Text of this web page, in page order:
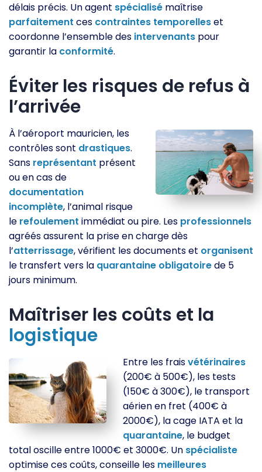
délais précis. Un agent spécialisé maîtrise
parfaitement ces contraintes temporelleset
coordonne l’ensemble des intervenants pour
garantir la conformité.
Éviter les risques de refus à
l’arrivée
À l’aéroport mauricien, les
contrôles sont drastiques.
Sans représentant présent
ou en cas de
documentation
incomplète, l’animal risque
le refoulement immédiat ou pire. Les professionnels
agréés assurent la prise en charge dès
l’atterrissage, vérifient les documents et organisent
le transfert vers la quarantaine obligatoirede 5
jours minimum.
Maîtriser les coûts et la
logistique
Entre les fraisvétérinaires
(200€ à 500€), les tests
(150€ à 300€), le transport
aérien en fret (400€ à
2000€), la cage IATA et la
quarantaine, le budget
total oscille entre 1000€ et 3000€. Un spécialiste
optimise ces coûts, conseille les meilleures